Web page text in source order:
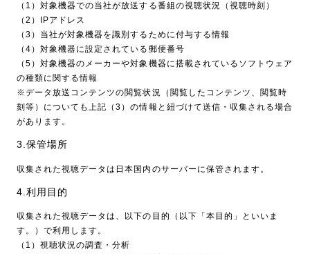
（1）対象機器での当社が放送する番組の視聴状況（視聴時刻）
（2）IPアドレス
（3）当社が対象機器を識別するために付与する情報
（4）対象機器に設定されている郵便番号
（5）対象機器のメーカーや対象機器に搭載されているソフトウェア
の種類に関する情報
※データ放送コンテンツの閲覧状況（閲覧したコンテンツ、閲覧時
刻等）についても上記（3）の情報と紐づけて送信・収集される場合
があります。
3.保管場所
収集された視聴データは日本国内のサーバーに保管されます。
4.利用目的
収集された視聴データは、以下の目的（以下「本目的」といいま
す。）で利用します。
（1）視聴状況の調査・分析